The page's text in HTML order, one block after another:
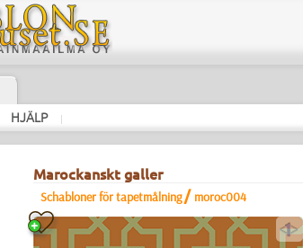
HJÄLP |
Marockanskt galler
Schabloner för tapetmålning / moroc004
a